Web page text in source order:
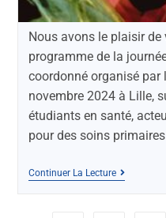
Nous avons le plaisir de
programme de la
coordonné organisé par
novembre 2024 à Lille,
étudiants en santé,
pour des soins
Continuer La Lecture